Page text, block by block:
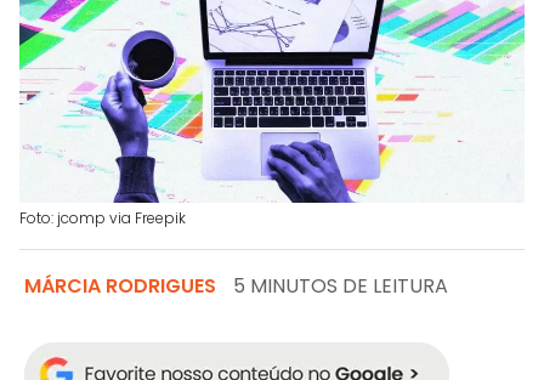
Foto: jcomp via Freepik
MÁRCIA RODRIGUES 5 MINUTOS DE LEITURA